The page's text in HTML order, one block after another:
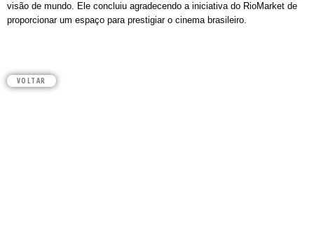
visão de mundo. Ele concluiu agradecendo a iniciativa do RioMarket de
proporcionar um espaço para prestigiar o cinema brasileiro.
VOLTAR